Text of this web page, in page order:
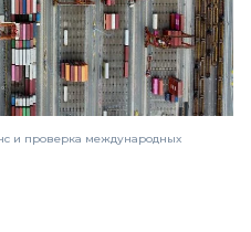
и проверка международных